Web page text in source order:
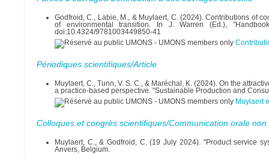
Godfroid, C., Labie, M., & Muylaert, C. (2024). Contributions of
of environmental transition. In J. Warren (Ed.),
doi:10.4324/9781003449850-41
Périodiques scientifiques/Article
Muylaert, C., Tunn, V. S. C., & Maréchal, K. (2024). On the
a practice-based perspective. "Sustainable Production and
Muylaert
Colloques et congrès scientifiques/Communication orale
Muylaert, C., & Godfroid, C. (19 July 2024). "Product service
Anvers, Belgium.